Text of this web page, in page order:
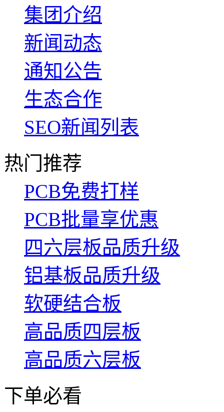
集团介绍
新闻动态
通知公告
生态合作
SEO新闻列表
热门推荐
PCB免费打样
PCB批量享优惠
四六层板品质升级
铝基板品质升级
软硬结合板
高品质四层板
高品质六层板
下单必看